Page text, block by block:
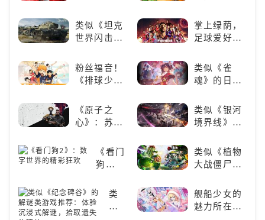
2K24梦幻球
队》类似游
防佳作
类似《坦克
世界闪击
（WOTB）
的军事类游
戏推荐！快
爱的装备出
发吧！
掌上绿荫，
足球爱好者
况足球》
粉丝福音！
《排球少
HIGH!!》手
游还原经典
名场面
类似《雀
魂》的日系
好看的ACG
看板娘们等
着你！
《原子之
心》：苏联
游戏盛宴与
瑕疵
类似《银河
境界线》的
类手游推
荐：极致策
《看门
狗
数字世
界的精
彩狂欢
类似《植物
大战僵尸》
游戏，休闲
娱乐尽在手
类
似
舰船少女的
魅力所在：